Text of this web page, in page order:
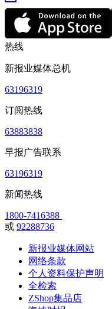
热线
新报业媒体总机
63196319
订阅热线
63883838
早报广告联系
63196319
新闻热线
1800-7416388
或 92288736
新报业媒体网站
网络条款
个人资料保护声明
全检索
ZShop集品店